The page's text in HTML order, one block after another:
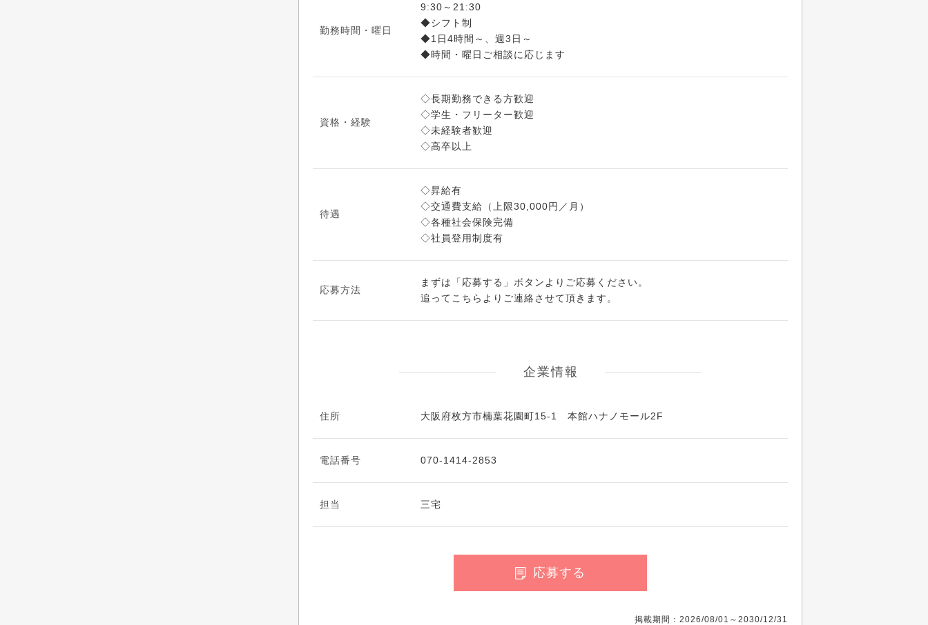
勤務時間・曜日
9:30～21:30
◆シフト制
◆1日4時間～、週3日～
◆時間・曜日ご相談に応じます
資格・経験
◇長期勤務できる方歓迎
◇学生・フリーター歓迎
◇未経験者歓迎
◇高卒以上
待遇
◇昇給有
◇交通費支給（上限30,000円／月）
◇各種社会保険完備
◇社員登用制度有
応募方法
まずは「応募する」ボタンよりご応募ください。
追ってこちらよりご連絡させて頂きます。
企業情報
住所 大阪府枚方市楠葉花園町15-1 本館ハナノモール2F
電話番号 070-1414-2853
担当 三宅
応募する
掲載期間：2026/08/01～2030/12/31